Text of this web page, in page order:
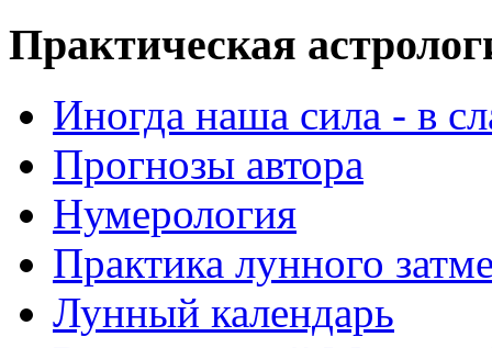
Практическая
Иногда наша сила - в
Прогнозы автора
Нумерология
Практика лунного
Лунный календарь